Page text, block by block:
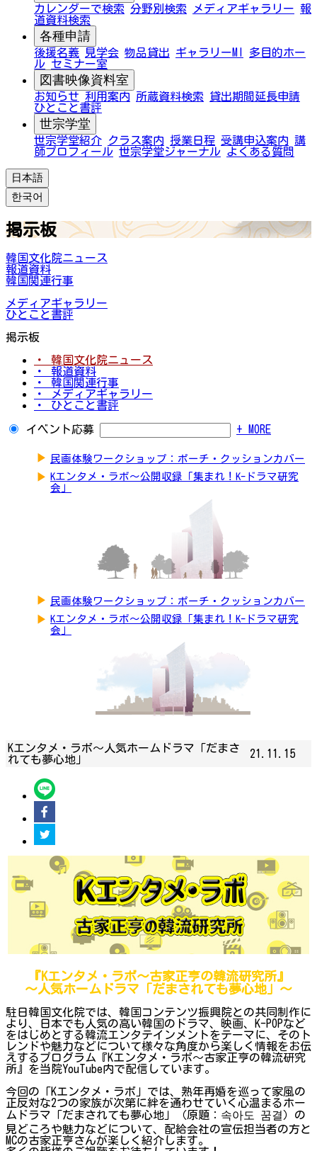
カレンダーで検索 分野別検索 メディアギャラリー 報
道資料検索
各種申請
後援名義 見学会 物品貸出 ギャラリーMI
多目的ホー
ル セミナー室
図書映像資料室
お知らせ 利用案内 所蔵資料検索
貸出期間延長申請
ひとこと書評
世宗学堂
世宗学堂紹介 クラス案内 授業日程 受講申込案内 講
師プロフィール 世宗学堂ジャーナル よくある質問
日本語
한국어
掲示板
韓国文化院ニュース
報道資料
韓国関連行事
メディアギャラリー
ひとこと書評
掲示板
・ 韓国文化院ニュース
・ 報道資料
・ 韓国関連行事
・ メディアギャラリー
・ ひとこと書評
イベント応募 + MORE
▶ 民画体験ワークショップ：ポーチ・クッションカバー
▶ Kエンタメ・ラボ～公開収録「集まれ！K-ドラマ研究
会」
▶ 民画体験ワークショップ：ポーチ・クッションカバー
▶ Kエンタメ・ラボ～公開収録「集まれ！K-ドラマ研究
会」
Kエンタメ・ラボ～人気ホームドラマ「だまさ
れても夢心地」
21.11.15
『Kエンタメ・ラボ～古家正亨の韓流研究所』
～人気ホームドラマ「だまされても夢心地」〜
駐日韓国文化院では、韓国コンテンツ振興院との共同制作に
より、日本でも人気の高い韓国のドラマ、映画、K-POPなど
をはじめとする韓流エンタテインメントをテーマに、そのト
レンドや魅力などについて様々な角度から楽しく情報をお伝
えするプログラム『Kエンタメ・ラボ～古家正亨の韓流研究
所』を当院YouTube内で配信しています。
今回の「Kエンタメ・ラボ」では、熟年再婚を巡って家風の
正反対な2つの家族が次第に絆を通わせていく心温まるホー
ムドラマ「だまされても夢心地」（原題：속아도 꿈결）の
見どころや魅力などについて、配給会社の宣伝担当者の方と
MCの古家正亨さんが楽しく紹介します。